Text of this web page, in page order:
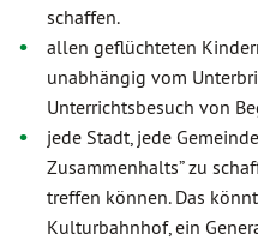
schaffen.
allen geflüchteten
unabhängig vom
Unterrichtsbesuch von
jede Stadt, jede
Zusammenhalts” zu
treffen können. Das
Kulturbahnhof, ein